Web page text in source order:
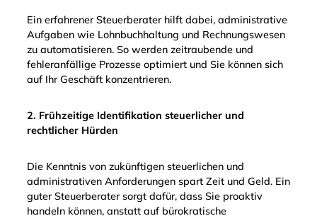
Ein erfahrener Steuerberater hilft dabei, administrative
Aufgaben wie Lohnbuchhaltung und Rechnungswesen
zu automatisieren. So werden zeitraubende und
fehleranfällige Prozesse optimiert und Sie können sich
auf Ihr Geschäft konzentrieren.
2. Frühzeitige Identifikation steuerlicher und
rechtlicher Hürden
Die Kenntnis von zukünftigen steuerlichen und
administrativen Anforderungen spart Zeit und Geld. Ein
guter Steuerberater sorgt dafür, dass Sie proaktiv
handeln können, anstatt auf bürokratische